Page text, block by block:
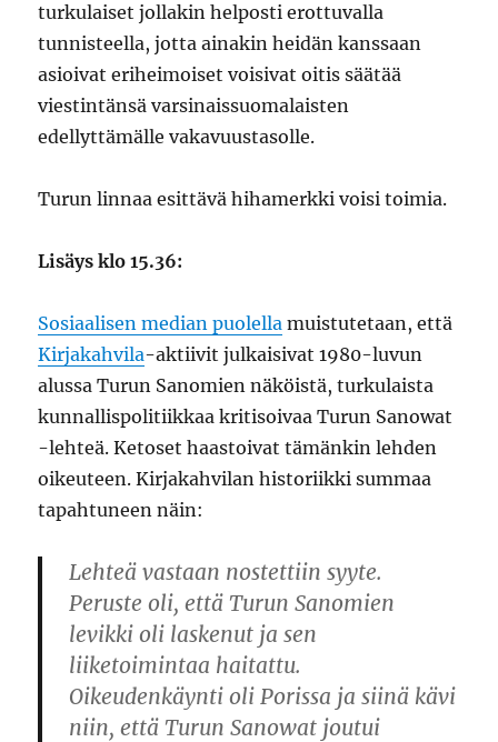
turkulaiset jollakin helposti erottuvalla
tunnisteella, jotta ainakin heidän kanssaan
asioivat eriheimoiset voisivat oitis säätää
viestintänsä varsinaissuomalaisten
edellyttämälle vakavuustasolle.
Turun linnaa esittävä hihamerkki voisi toimia.
Lisäys klo 15.36:
Sosiaalisen median puolella muistutetaan, että
Kirjakahvila-aktiivit julkaisivat 1980-luvun
alussa Turun Sanomien näköistä, turkulaista
kunnallispolitiikkaa kritisoivaa Turun Sanowat
-lehteä. Ketoset haastoivat tämänkin lehden
oikeuteen. Kirjakahvilan historiikki summaa
tapahtuneen näin:
Lehteä vastaan nostettiin syyte.
Peruste oli, että Turun Sanomien
levikki oli laskenut ja sen
liiketoimintaa haitattu.
Oikeudenkäynti oli Porissa ja siinä kävi
niin, että Turun Sanowat joutui